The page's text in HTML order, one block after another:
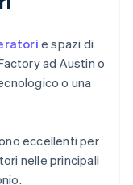
e spazi di
ad Austin o
o una
eccellenti per
nelle principali